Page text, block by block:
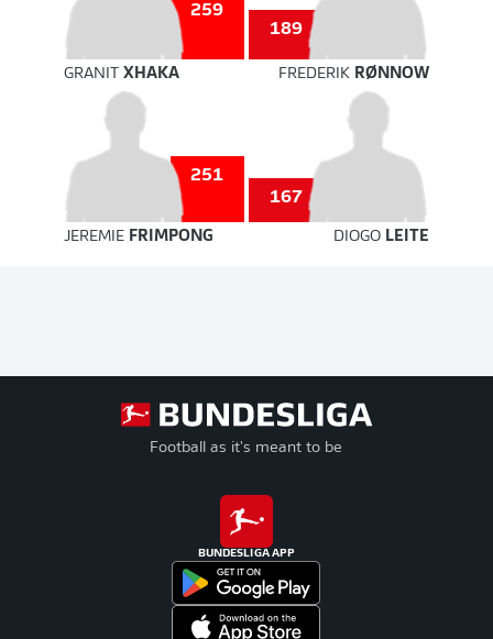
259
189
GRANIT XHAKA FREDERIK RØNNOW
251
167
JEREMIE FRIMPONG DIOGO LEITE
Football as it's meant to be
BUNDESLIGA APP